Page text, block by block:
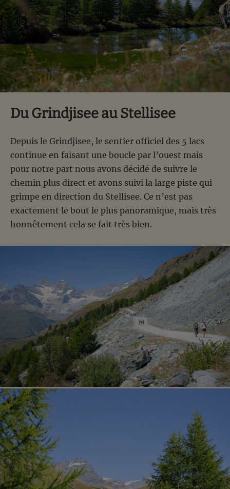
Du Grindjisee au Stellisee
Depuis le Grindjisee, le sentier officiel des 5 lacs
continue en faisant une boucle par l’ouest mais
pour notre part nous avons décidé de suivre le
chemin plus direct et avons suivi la large piste qui
grimpe en direction du Stellisee. Ce n’est pas
exactement le bout le plus panoramique, mais très
honnêtement cela se fait très bien.